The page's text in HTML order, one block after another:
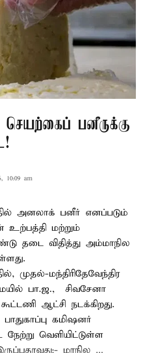
செயற்கைப் பனீருக்கு
10:09 am
அனலாக் பனீர் எனப்படும்
உற்பத்தி மற்றும்
தடை விதித்து அம்மாநில
முதல்-மந்திரிதேவேந்திர
பா.ஜ., – சிவசேனா –
ஆட்சி நடக்கிறது.
கமிஷனர்
நேற்று வெளியிட்டுள்ள
மாநில ...